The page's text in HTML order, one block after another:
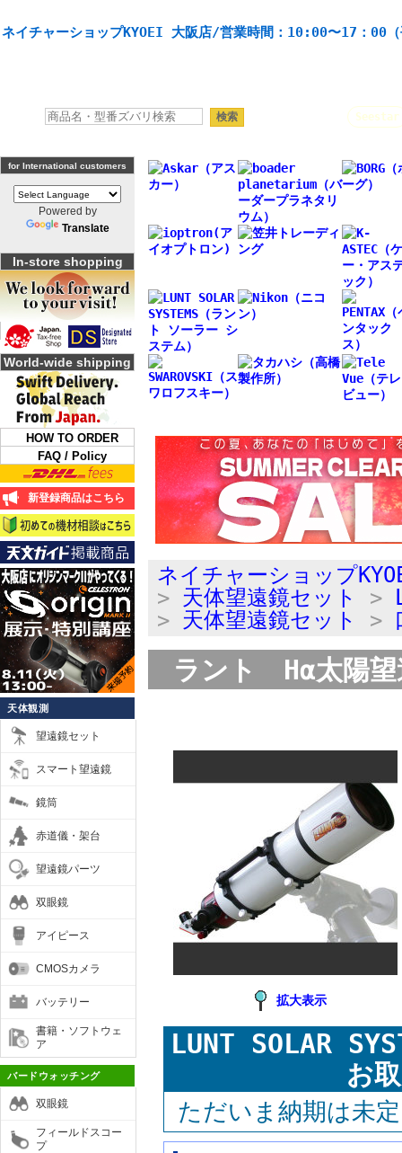
ネイチャーショップKYOEI 大阪店/営業時間：10:00〜17：00（
Seestar
for International customers
Powered by
Translate
In-store shopping
World-wide shipping
HOW TO ORDER
FAQ / Policy
新登録商品はこちら
天体観測
望遠鏡セット
スマート望遠鏡
鏡筒
赤道儀・架台
望遠鏡パーツ
双眼鏡
アイピース
CMOSカメラ
バッテリー
書籍・ソフトウェ
ア
バードウォッチング
双眼鏡
フィールドスコー
プ
ネイチャーショップ
> 天体望遠鏡セット >
> 天体望遠鏡セット >
ラント Hα太陽
拡大表示
LUNT SOLAR
お
ただいま納期は未